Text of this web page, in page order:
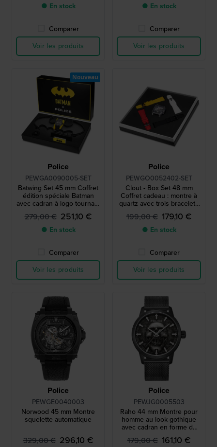
● En stock
Comparer
Voir les produits
● En stock
Comparer
Voir les produits
Police
PEWGA0090005-SET
Batwing Set 45 mm Coffret
édition spéciale Batman
avec cadran à logo tournant
et rotateur en forme d’ailes
de chauve-souris
279,00 € 251,10 €
● En stock
Comparer
Voir les produits
Nouveau
Police
PEWGO0052402-SET
Clout - Box Set 48 mm
Coffret cadeau : montre à
quartz avec trois bracelets
en silicone supplémentaires
199,00 € 179,10 €
● En stock
Comparer
Voir les produits
Police
PEWGE0040003
Norwood 45 mm Montre
squelette automatique
329,00 € 296,10 €
Police
PEWJG0005503
Raho 44 mm Montre pour
homme au look gothique
avec cadran en forme de
crâne gaufré
179,00 € 161,10 €